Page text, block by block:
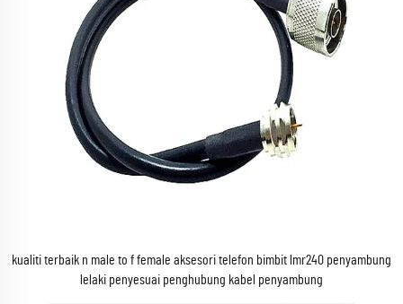
kualiti terbaik n male to f female aksesori telefon bimbit lmr240 penyambung
lelaki penyesuai penghubung kabel penyambung